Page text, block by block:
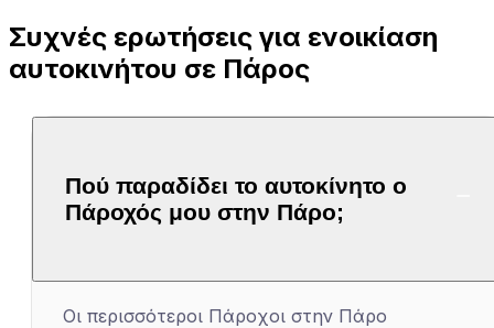
Συχνές ερωτήσεις για ενοικίαση
αυτοκινήτου σε Πάρος
Πού παραδίδει το αυτοκίνητο ο
Πάροχός μου στην Πάρο;
Οι περισσότεροι Πάροχοι στην Πάρο